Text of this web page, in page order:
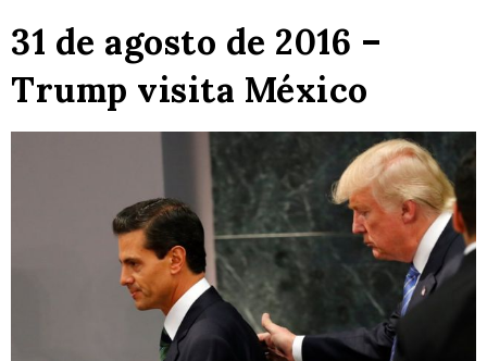
31 de agosto de 2016 –
Trump visita México